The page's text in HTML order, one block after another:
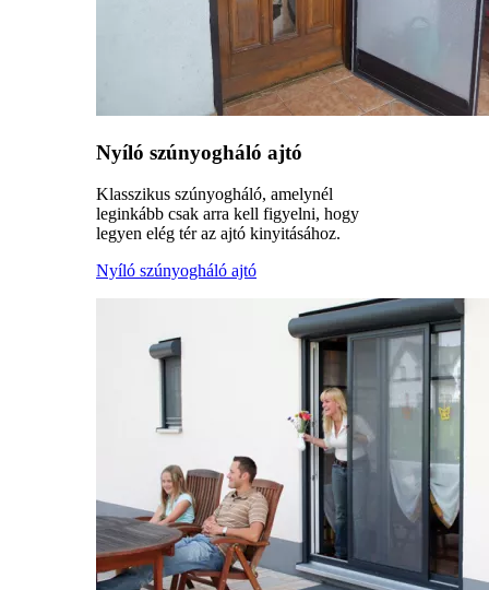
Nyíló szúnyogháló ajtó
Klasszikus szúnyogháló, amelynél
leginkább csak arra kell figyelni, hogy
legyen elég tér az ajtó kinyitásához.
Nyíló szúnyogháló ajtó